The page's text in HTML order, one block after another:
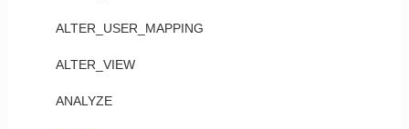
ALTER_USER_MAPPING
ALTER_VIEW
ANALYZE